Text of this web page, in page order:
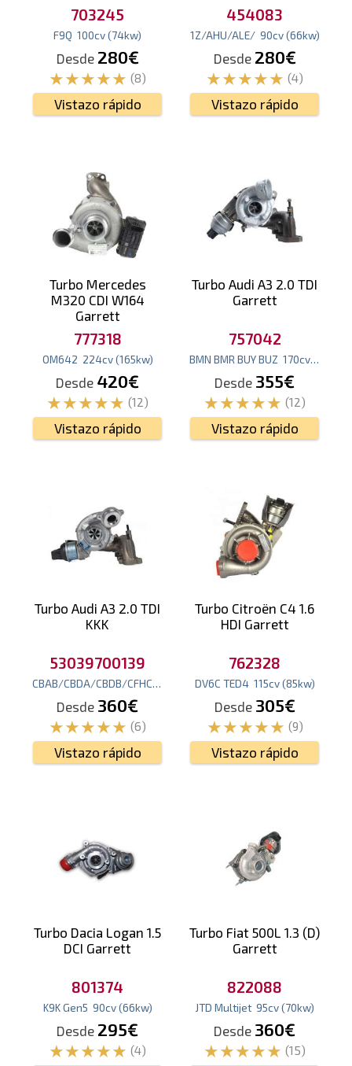
703245
F9Q 100cv(74kw)
Desde 280€
(8)
Vistazo rápido
454083
1Z/AHU/ALE/ 90cv (66kw)
Desde 280€
(4)
Vistazo rápido
Turbo Mercedes
M320 CDI W164
Garrett
777318
OM642 224cv (165kw)
Desde 420€
(12)
Vistazo rápido
Turbo Audi A3 2.0 TDI
Garrett
757042
BMN BMR BUY BUZ 170cv (125
Desde 355€
(12)
Vistazo rápido
Turbo Audi A3 2.0 TDI
KKK
53039700139
CBAB/CBDA/CBDB/CFHC140 (103kw )
Desde 360€
(6)
Vistazo rápido
Turbo Citroën C4 1.6
HDI Garrett
762328
DV6C TED4 115cv (85kw)
Desde 305€
(9)
Vistazo rápido
Turbo Dacia Logan 1.5
DCI Garrett
801374
K9K Gen5 90cv (66kw)
Desde 295€
(4)
Turbo Fiat 500L 1.3 (D)
Garrett
822088
JTD Multijet 95cv (70kw)
Desde 360€
(15)